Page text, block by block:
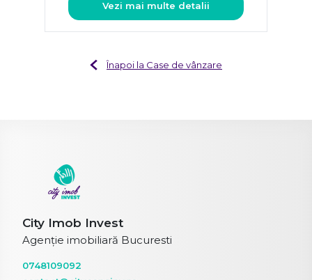
Vezi mai multe detalii
Înapoi la Case de vânzare
City Imob Invest
Agenție imobiliară Bucuresti
0748109092